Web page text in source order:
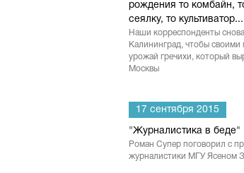
рождения то комбайн,
сеялку, то культиватор...
Наши корреспонденты
Калининград, чтобы своими
урожай гречихи, который
Москвы
17 сентября 2015
"Журналистика в беде"
Роман Супер поговорил с
журналистики МГУ Ясеном